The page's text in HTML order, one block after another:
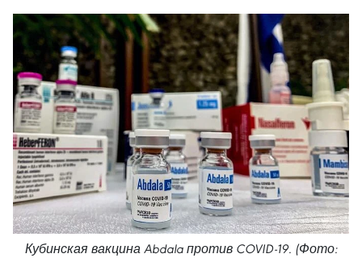
Кубинская вакцина Abdala против COVID-19. (Фото: